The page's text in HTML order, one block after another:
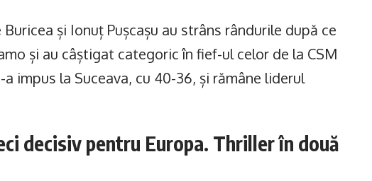
și Ionuț Pușcașu au strâns rândurile după ce
și au câștigat categoric în fief-ul celor de la CSM
impus la Suceava, cu 40-36, și rămâne liderul
decisiv pentru Europa. Thriller în două